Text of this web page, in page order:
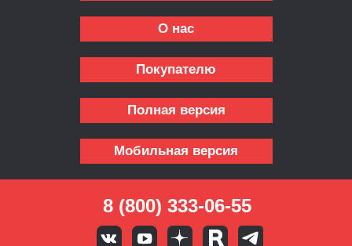
О нас
Покупателю
Полная версия
Мобильная версия
8 (800) 333-06-55